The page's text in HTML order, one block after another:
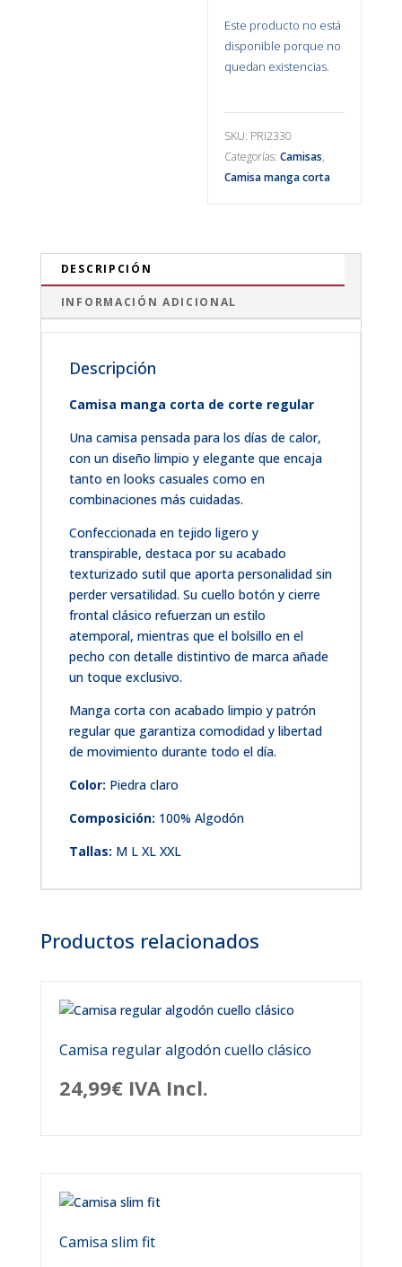
Este producto no está
disponible porque no
quedan existencias.
SKU: PRI2330
Categorías:Camisas,
Camisa manga corta
DESCRIPCIÓN
INFORMACIÓN ADICIONAL
Descripción
Camisa manga corta de corte regular
Una camisa pensada para los días de calor,
con un diseño limpio y elegante que encaja
tanto en looks casuales como en
combinaciones más cuidadas.
Confeccionada en tejido ligero y
transpirable, destaca por su acabado
texturizado sutil que aporta personalidad sin
perder versatilidad. Su cuello botón y cierre
frontal clásico refuerzan un estilo
atemporal, mientras que el bolsillo en el
pecho con detalle distintivo de marca añade
un toque exclusivo.
Manga corta con acabado limpio y patrón
regular que garantiza comodidad y libertad
de movimiento durante todo el día.
Color: Piedra claro
Composición: 100% Algodón
Tallas: M L XL XXL
Productos relacionados
Camisa regular algodón cuello clásico
24,99€ IVA Incl.
Camisa slim fit